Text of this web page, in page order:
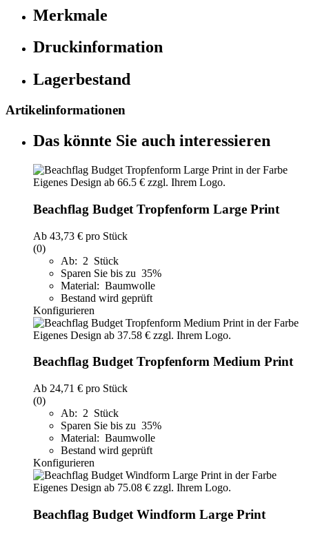
Merkmale
Druckinformation
Lagerbestand
Artikelinformationen
Das könnte Sie auch interessieren
Beachflag Budget Tropfenform Large Print
Ab 43,73 € pro Stück
(0)
Ab: 2 Stück
Sparen Sie bis zu 35%
Material: Baumwolle
Bestand wird geprüft
Konfigurieren
Beachflag Budget Tropfenform Medium Print
Ab 24,71 € pro Stück
(0)
Ab: 2 Stück
Sparen Sie bis zu 35%
Material: Baumwolle
Bestand wird geprüft
Konfigurieren
Beachflag Budget Windform Large Print